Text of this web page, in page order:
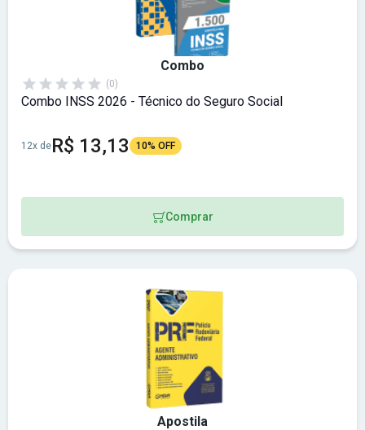
Combo
(0)
Combo INSS 2026 - Técnico do Seguro Social
12x deR$ 13,13 10% OFF
Comprar
Apostila